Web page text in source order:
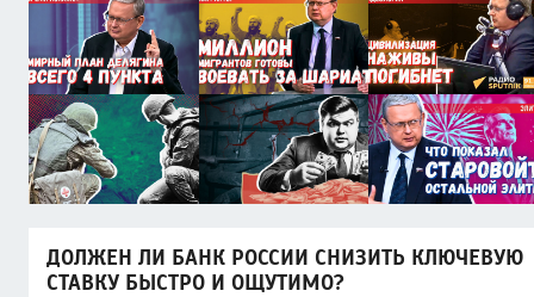
ДОЛЖЕН ЛИ БАНК РОССИИ СНИЗИТЬ КЛЮЧЕВУЮ
СТАВКУ БЫСТРО И ОЩУТИМО?